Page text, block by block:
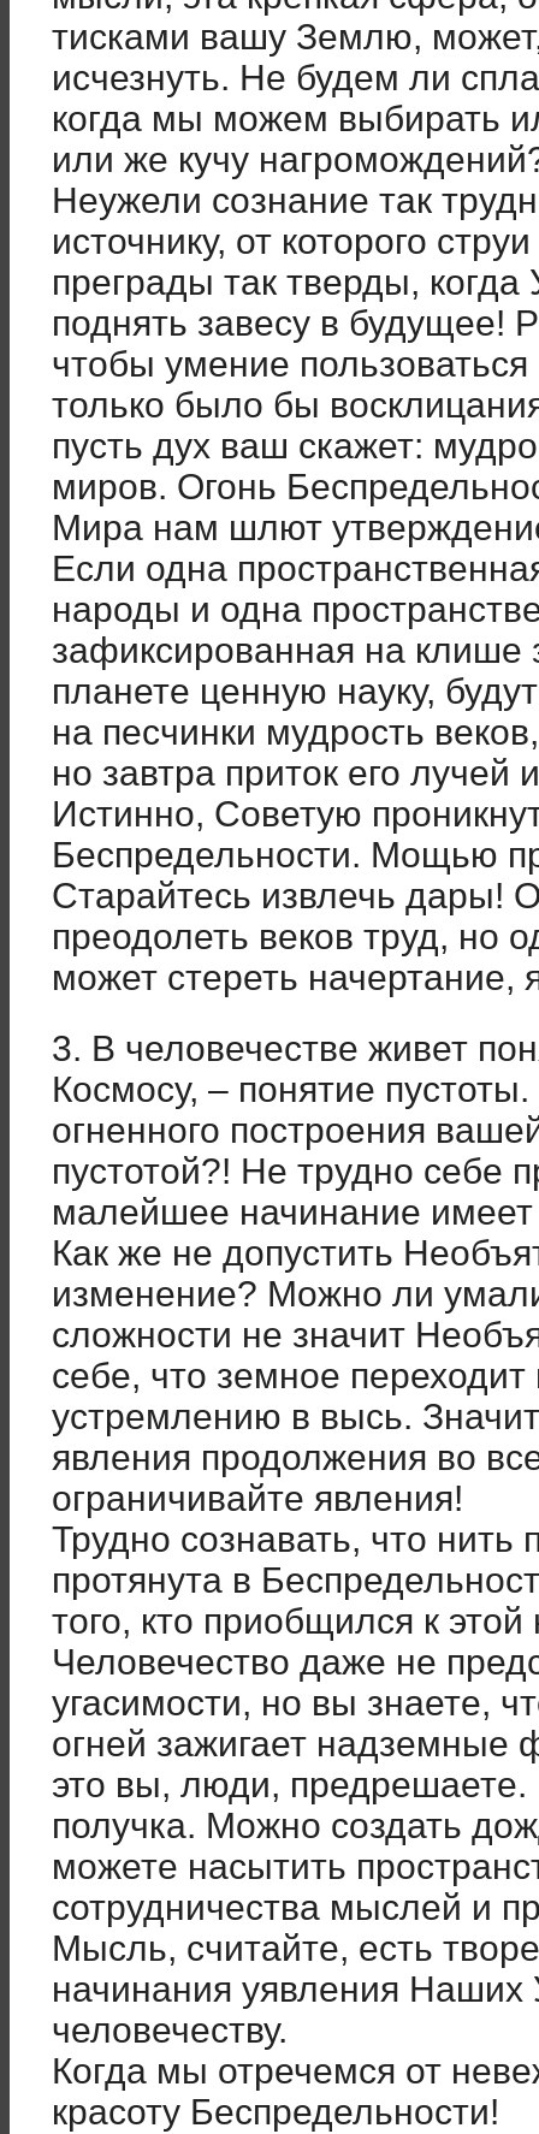
тисками вашу Землю,
исчезнуть. Не будем ли
когда мы можем выбирать
или же кучу
Неужели сознание так
источнику, от которого
преграды так тверды, когда
поднять завесу в будущее!
чтобы умение
только было бы
пусть дух ваш скажет:
миров. Огонь
Мира нам шлют
Если одна
народы и одна
зафиксированная на
планете ценную науку,
на песчинки мудрость
но завтра приток его лучей
Истинно, Советую
Беспредельности. Мощью
Старайтесь извлечь дары!
преодолеть веков труд, но
может стереть начертание,
3. В человечестве живет
Космосу, – понятие
огненного построения
пустотой?! Не трудно себе
малейшее начинание имеет
Как же не допустить
изменение? Можно ли
сложности не значит
себе, что земное
устремлению в высь.
явления продолжения во
ограничивайте явления!
Трудно сознавать, что нить
протянута в
того, кто приобщился к
Человечество даже не
угасимости, но вы знаете,
огней зажигает надземные
это вы, люди, предрешаете.
получка. Можно создать
можете насытить
сотрудничества мыслей и
Мысль, считайте, есть
начинания уявления Наших
человечеству.
Когда мы отречемся от
красоту Беспредельности!